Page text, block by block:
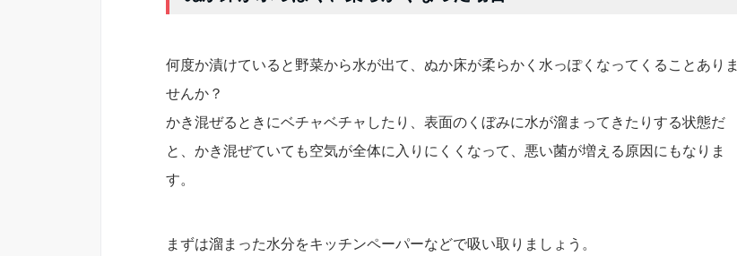
何度か漬けていると野菜から水が出て、ぬか床が柔らかく水っぽくなってくることありま
せんか？
かき混ぜるときにベチャベチャしたり、表面のくぼみに水が溜まってきたりする状態だ
と、かき混ぜていても空気が全体に入りにくくなって、悪い菌が増える原因にもなりま
す。
まずは溜まった水分をキッチンペーパーなどで吸い取りましょう。